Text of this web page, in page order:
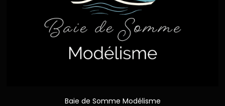
Baie de Somme Modélisme